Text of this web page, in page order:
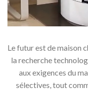
Le futur est de maison
la recherche
aux exigences du
sélectives, tout